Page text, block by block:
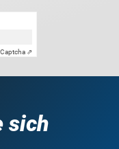
Captcha ⇗
sich